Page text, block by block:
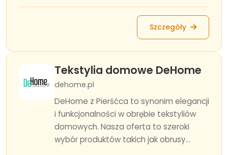
Szczegóły
Tekstylia domowe DeHome
dehome.pl
DeHome z Pierśćca to synonim elegancji
i funkcjonalności w obrębie tekstyliów
domowych. Nasza oferta to szeroki
wybór produktów takich jak obrusy...